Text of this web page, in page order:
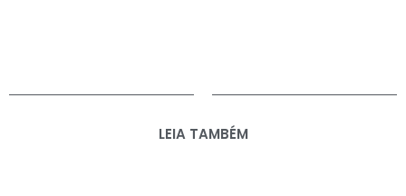
LEIA TAMBÉM